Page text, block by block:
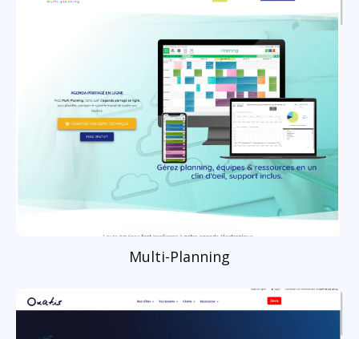
Multi-Planning